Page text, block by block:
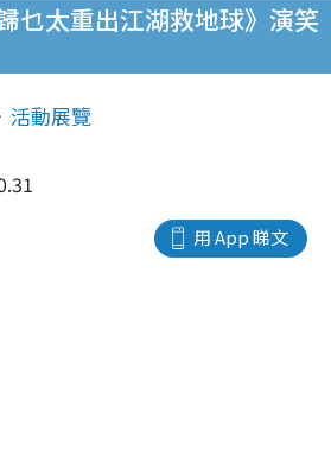
乜太重出江湖救地球》演笑
活動展覽
用 App 睇文